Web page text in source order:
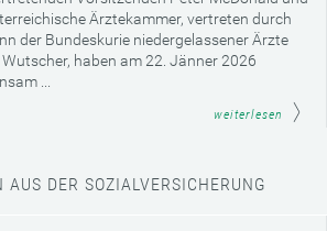
Ärztekammer, vertreten durch
der Bundeskurie niedergelassener Ärzte
Wutscher, haben am 22. Jänner 2026
...
weiterlesen
AUS DER SOZIALVERSICHERUNG